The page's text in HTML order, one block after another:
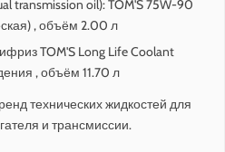
transmission oil): TOM'S 75W-90
, объём 2.00 л
TOM'S Long Life Coolant
, объём 11.70 л
технических жидкостей для
и трансмиссии.